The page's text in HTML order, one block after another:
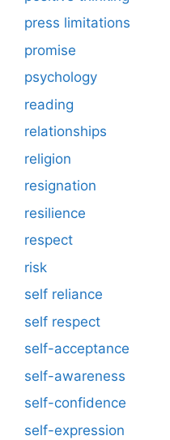
press limitations
promise
psychology
reading
relationships
religion
resignation
resilience
respect
risk
self reliance
self respect
self-acceptance
self-awareness
self-confidence
self-expression